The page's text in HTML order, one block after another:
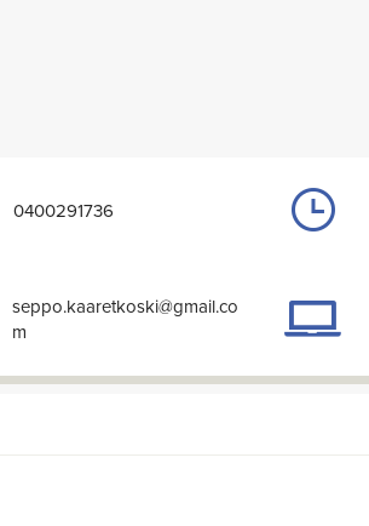
0400291736
seppo.kaaretkoski@gmail.co
m